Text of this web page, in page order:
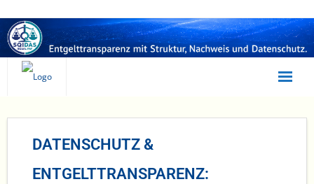
Selbsttest
Irrtümer
DATENSCHUTZ &
ENTGELTTRANSPARENZ: